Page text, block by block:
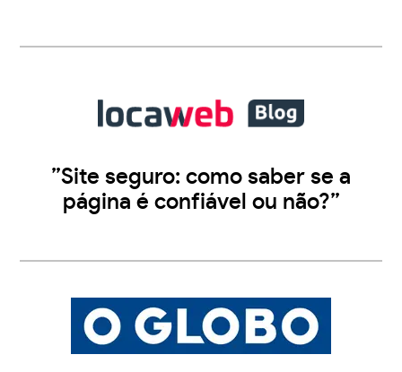
”Site seguro: como saber se a
página é confiável ou não?”